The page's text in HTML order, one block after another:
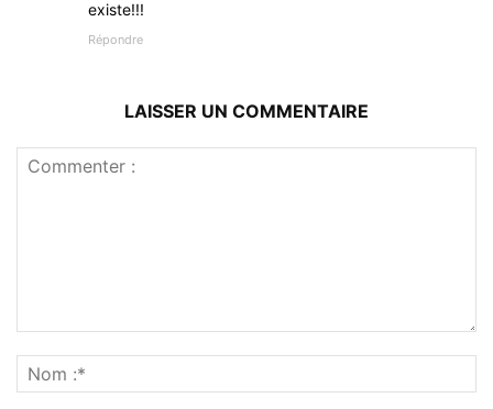
existe!!!
Répondre
LAISSER UN COMMENTAIRE